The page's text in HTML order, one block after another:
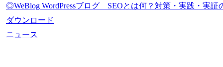
◎WeBlog WordPressブログ SEOとは何？対策・実践・実
ダウンロード
ニュース